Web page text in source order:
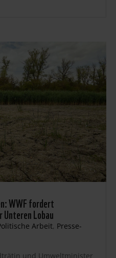
WWF fordert
Lobau
Arbeit, Presse-
und Umweltminister